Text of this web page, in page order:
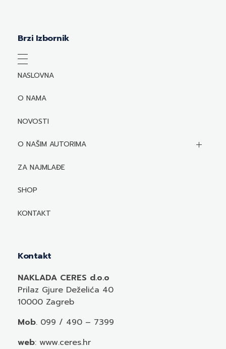
Brzi Izbornik
NASLOVNA
O NAMA
NOVOSTI
O NAŠIM AUTORIMA
Biografije autora
Mediji o autorima i njihovim naslovima
ZA NAJMLAĐE
SHOP
KONTAKT
Kontakt
NAKLADA CERES d.o.o
Prilaz Gjure Deželića 40
10000 Zagreb
Mob. 099 / 490 – 7399
web: www.ceres.hr